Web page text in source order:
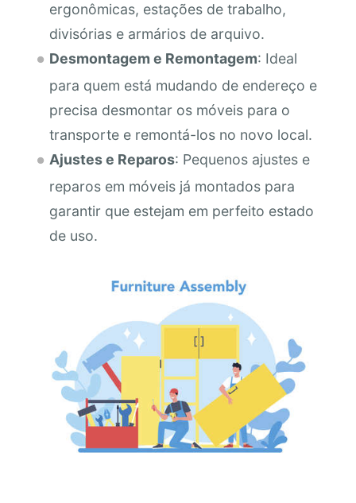
ergonômicas, estações de trabalho,
divisórias e armários de arquivo.
Desmontagem e Remontagem: Ideal
para quem está mudando de endereço e
precisa desmontar os móveis para o
transporte e remontá-los no novo local.
Ajustes e Reparos: Pequenos ajustes e
reparos em móveis já montados para
garantir que estejam em perfeito estado
de uso.